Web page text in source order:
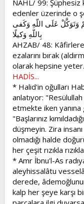
NAHL/ 99:
edenler üzerinde o
وَتَوَكَّلْ عَلَى اللّهِ وَكَفى
بِاللّهِ وَكيلًا
AHZAB/ 48:
ezalarını bırak
olarak hepsine yeter.
HADİS...
* Halid'in oğulları
anlatıyor:
etmekte iken
"Başlarınız
düşmeyin. Zira
olmadığı halde
her çeşit rızıkla
* Amr İbnu'l-As
aleyhissalâtu
derede,
kalp her şeye karşı